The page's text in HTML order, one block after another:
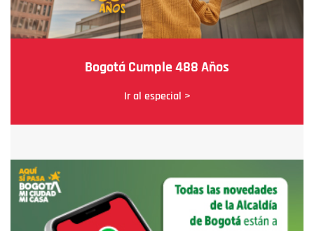
Bogotá Cumple 488 Años
Ir al especial >